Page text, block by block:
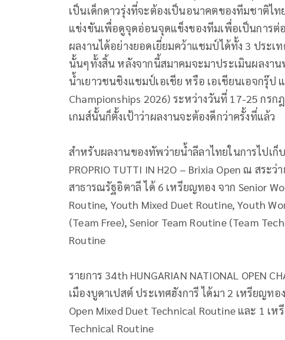
เป็นเด็กดาวรุ่งที่จะต้องเป็นอนาคตของทีมชาติไท
แข่งขันเพื่อดูจุดอ่อนจุดแข็งของทีมเพื่อเป็นการต่
ผลงานได้อย่างยอดเยี่ยมคว้าแชมป์ได้ทั้ง 3 ประเ
นั้นๆทั้งสิ้น หลังจากนี้สมาคมจะมาประเมินผลงาน
น้ำเยาวชนชิงแชมป์เอเชีย หรือ เอเชียนเอจกรุ๊ป
Championships 2026) ระหว่างวันที่ 17-25 กร
เกมส์นั้นก็ตั้งเป้าว่าผลงานจะต้องดีกว่าครั้งที่แล้ว
สำหรับผลงานของทัพว่ายน้ำลีลาไทยในการไปเก็
PROPRIO TUTTI IN H2O – Brixia Open ณ สระ
สาธารณรัฐอิตาลี ได้ 6 เหรียญทอง จาก Senior
Routine, Youth Mixed Duet Routine, Youth
(Team Free), Senior Team Routine (Team
Routine
รายการ 34th HUNGARIAN NATIONAL OPEN
เมืองบูดาเปสต์ ประเทศฮังการี ได้มา 2 เหรียญทอ
Open Mixed Duet Technical Routine และ 1 เห
Technical Routine